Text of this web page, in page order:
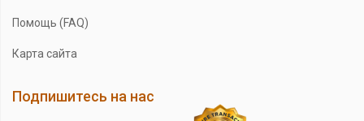
Помощь (FAQ)
Карта сайта
Подпишитесь на нас